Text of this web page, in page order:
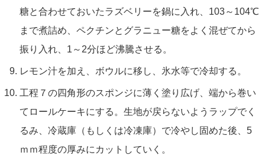
糖と合わせておいたラズベリーを鍋に入れ、103～104℃
まで煮詰め、ペクチンとグラニュー糖をよく混ぜてから
振り入れ、1～2分ほど沸騰させる。
レモン汁を加え、ボウルに移し、氷水等で冷却する。
工程７の四角形のスポンジに薄く塗り広げ、端から巻い
てロールケーキにする。生地が戻らないようラップでく
るみ、冷蔵庫（もしくは冷凍庫）で冷やし固めた後、5
ｍｍ程度の厚みにカットしていく。